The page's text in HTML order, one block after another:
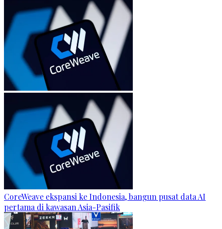
CoreWeave ekspansi ke Indonesia, bangun pusat data AI
pertama di kawasan Asia-Pasifik